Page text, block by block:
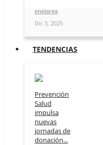
enelarea
Dic 3, 2025
TENDENCIAS
Prevención
Salud
impulsa
nuevas
jornadas de
donación...